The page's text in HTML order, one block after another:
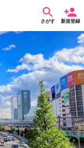
さがす 新規登録